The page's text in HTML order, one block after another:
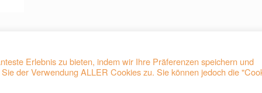
Erlebnis zu bieten, indem wir Ihre Präferenzen speichern und
der Verwendung ALLER Cookies zu. Sie können jedoch die